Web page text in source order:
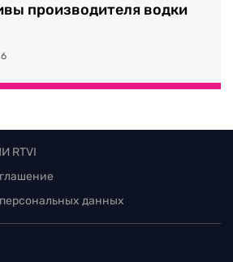
производителя водки
RTVI
данных